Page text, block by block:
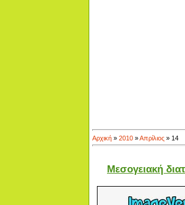
Αρχική » 2010 »Απρίλιος » 14
Μεσογειακή